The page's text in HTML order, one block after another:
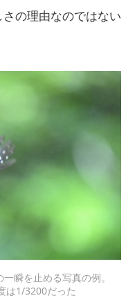
の理由なのではない
瞬を止める写真の例。
は1/3200だった